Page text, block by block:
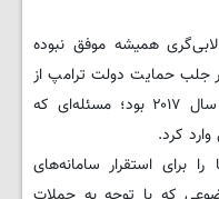
همیشه موفق نبوده
جلب حمایت دولت ترامپ از
همه‌پرسی استقلال کردستان عراق در سال ۲۰۱۷ بود؛ مسئله‌ای که
کرد.
برای استقرار سامانه‌های